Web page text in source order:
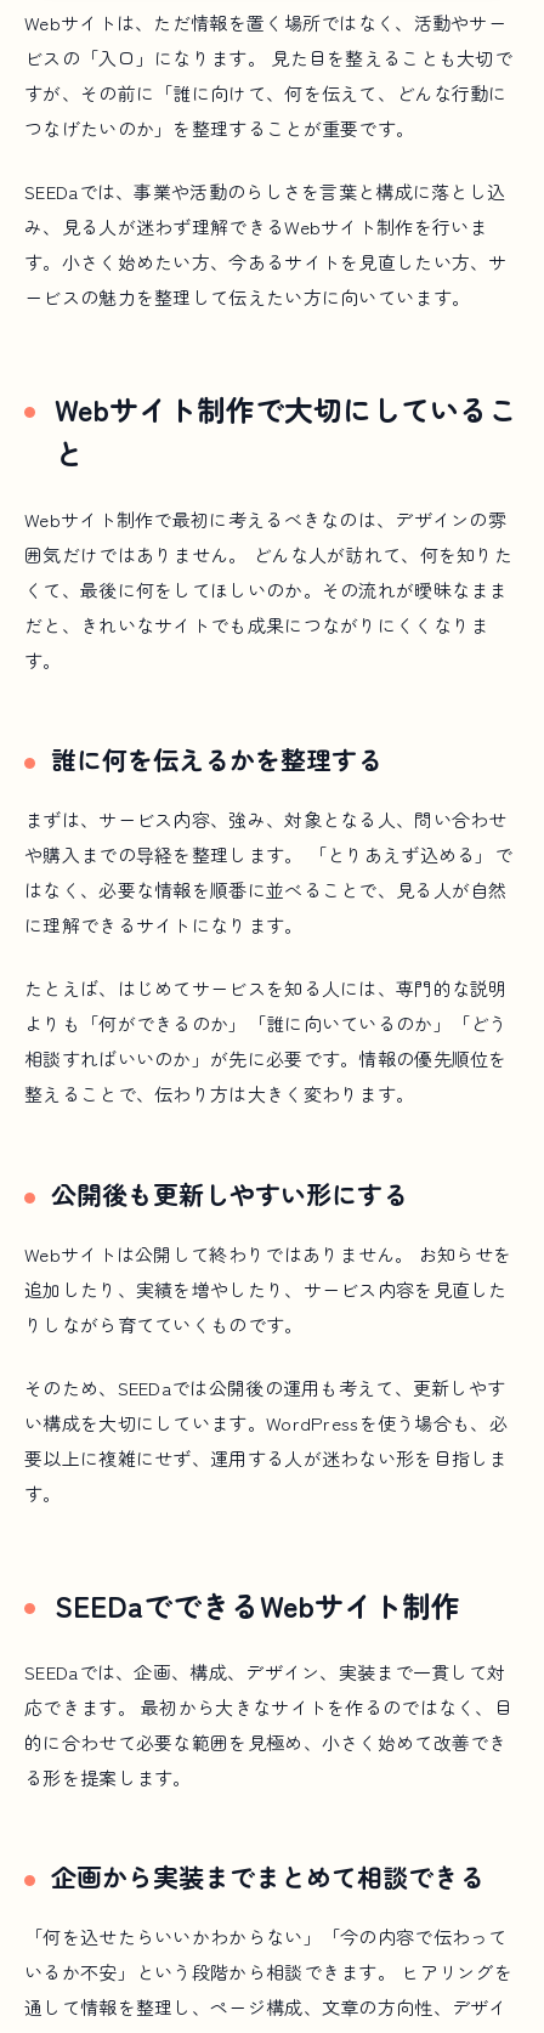
Webサイトは、ただ情報を置く場所ではなく、活動やサー
ビスの「入口」になります。 見た目を整えることも大切で
すが、その前に「誰に向けて、何を伝えて、どんな行動に
つなげたいのか」を整理することが重要です。
SEEDaでは、事業や活動のらしさを言葉と構成に落とし込
み、見る人が迷わず理解できるWebサイト制作を行いま
す。小さく始めたい方、今あるサイトを見直したい方、サ
ービスの魅力を整理して伝えたい方に向いています。
Webサイト制作で大切にしているこ
と
Webサイト制作で最初に考えるべきなのは、デザインの雰
囲気だけではありません。 どんな人が訪れて、何を知りた
くて、最後に何をしてほしいのか。その流れが曖昧なまま
だと、きれいなサイトでも成果につながりにくくなりま
す。
誰に何を伝えるかを整理する
まずは、サービス内容、強み、対象となる人、問い合わせ
や購入までの导経を整理します。 「とりあえず込める」で
はなく、必要な情報を順番に並べることで、見る人が自然
に理解できるサイトになります。
たとえば、はじめてサービスを知る人には、専門的な説明
よりも「何ができるのか」「誰に向いているのか」「どう
相談すればいいのか」が先に必要です。情報の優先順位を
整えることで、伝わり方は大きく変わります。
公開後も更新しやすい形にする
Webサイトは公開して終わりではありません。 お知らせを
追加したり、実績を増やしたり、サービス内容を見直した
りしながら育てていくものです。
そのため、SEEDaでは公開後の運用も考えて、更新しやす
い構成を大切にしています。WordPressを使う場合も、必
要以上に複雑にせず、運用する人が迷わない形を目指しま
す。
SEEDaでできるWebサイト制作
SEEDaでは、企画、構成、デザイン、実装まで一貫して対
応できます。 最初から大きなサイトを作るのではなく、目
的に合わせて必要な範囲を見極め、小さく始めて改善でき
る形を提案します。
企画から実装までまとめて相談できる
「何を込せたらいいかわからない」「今の内容で伝わって
いるか不安」という段階から相談できます。 ヒアリングを
通して情報を整理し、ページ構成、文章の方向性、デザイ